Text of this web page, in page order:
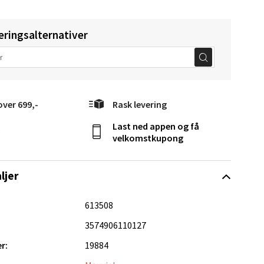
699,- Rask levering
Last ned appen og få
velkomstkupong
613508
3574906110127
19884
g